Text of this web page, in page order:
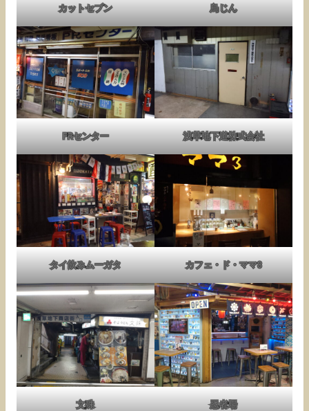
カットセブン 鳥じん
PRセンター 浅草地下道株式会社
タイ飲みムーガタ カフェ・ド・ママ3
文殊 忍者場